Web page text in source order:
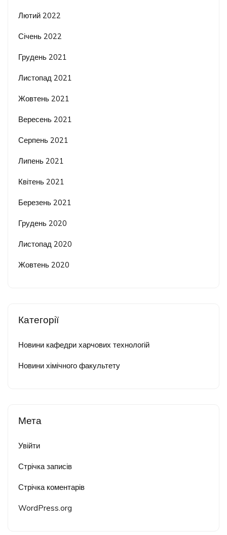
Лютий 2022
Січень 2022
Грудень 2021
Листопад 2021
Жовтень 2021
Вересень 2021
Серпень 2021
Липень 2021
Квітень 2021
Березень 2021
Грудень 2020
Листопад 2020
Жовтень 2020
Категорії
Новини кафедри харчових технологій
Новини хімічного факультету
Мета
Увійти
Стрічка записів
Стрічка коментарів
WordPress.org